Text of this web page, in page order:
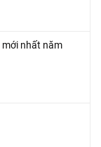
mới nhất năm